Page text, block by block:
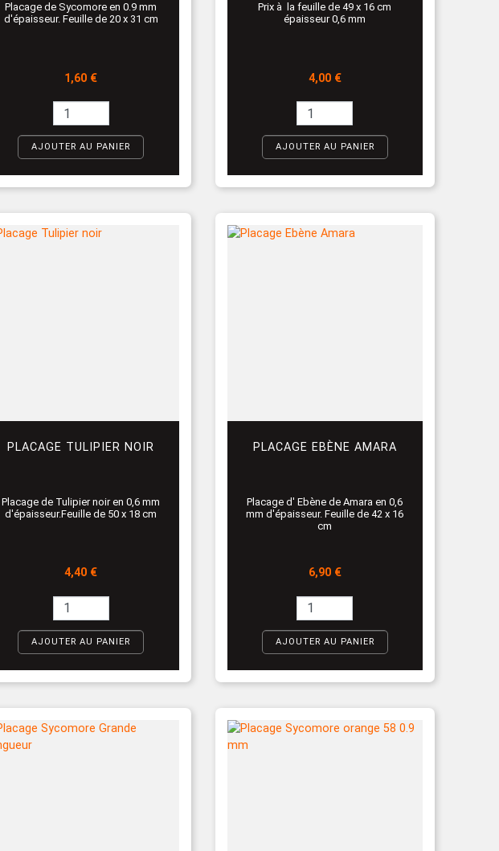
Placage de Sycomore en 0.9 mm
d'épaisseur. Feuille de 20 x 31 cm
Prix
1,60 €
AJOUTER AU PANIER
Prix à la feuille de 49 x 16 cm
épaisseur 0,6 mm
Prix
4,00 €
AJOUTER AU PANIER
PLACAGE TULIPIER NOIR
Placage de Tulipier noir en 0,6 mm
d'épaisseur.Feuille de 50 x 18 cm
Prix
4,40 €
AJOUTER AU PANIER
PLACAGE EBÈNE AMARA
Placage d' Ebène de Amara en 0,6
mm d'épaisseur. Feuille de 42 x 16
cm
Prix
6,90 €
AJOUTER AU PANIER